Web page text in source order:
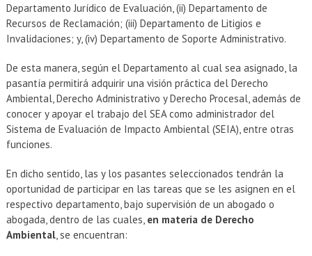
Departamento Jurídico de Evaluación, (ii) Departamento de
Recursos de Reclamación; (iii) Departamento de Litigios e
Invalidaciones; y, (iv) Departamento de Soporte Administrativo.
De esta manera, según el Departamento al cual sea asignado, la
pasantía permitirá adquirir una visión práctica del Derecho
Ambiental, Derecho Administrativo y Derecho Procesal, además de
conocer y apoyar el trabajo del SEA como administrador del
Sistema de Evaluación de Impacto Ambiental (SEIA), entre otras
funciones.
En dicho sentido, las y los pasantes seleccionados tendrán la
oportunidad de participar en las tareas que se les asignen en el
respectivo departamento, bajo supervisión de un abogado o
abogada, dentro de las cuales, en materia de Derecho
Ambiental, se encuentran: